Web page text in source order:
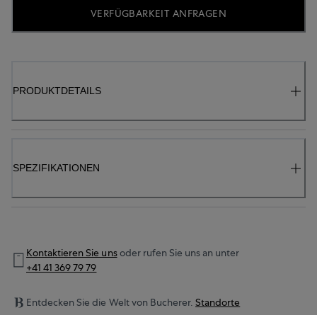
VERFÜGBARKEIT ANFRAGEN
PRODUKTDETAILS
SPEZIFIKATIONEN
Kontaktieren Sie unsoder rufen Sie uns an unter
+41 41 369 79 79
Entdecken Sie die Welt von Bucherer. Standorte